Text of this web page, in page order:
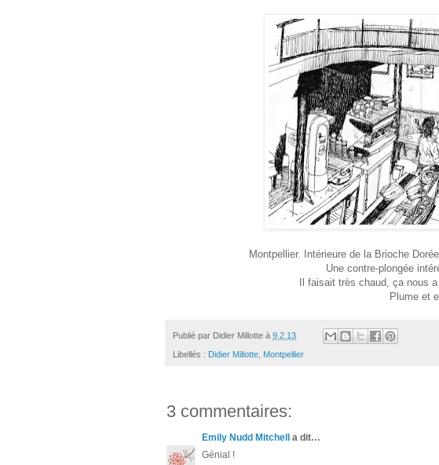
Montpellier. Intérieure de la Brioche
Une contre-plongée
Il faisait très chaud, ça nous
Plume et
Publié par Didier Millotte à 9.2.13
Libellés : Didier Millotte Montpellier
3 commentaires:
Emily Nudd Mitchell a dit…
Génial !